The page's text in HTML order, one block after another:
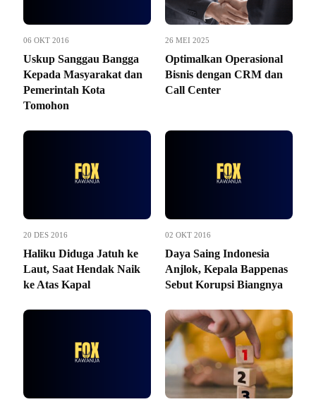
06 OKT 2016
Uskup Sanggau Bangga
Kepada Masyarakat dan
Pemerintah Kota
Tomohon
26 MEI 2025
Optimalkan Operasional
Bisnis dengan CRM dan
Call Center
20 DES 2016
Haliku Diduga Jatuh ke
Laut, Saat Hendak Naik
ke Atas Kapal
02 OKT 2016
Daya Saing Indonesia
Anjlok, Kepala Bappenas
Sebut Korupsi Biangnya